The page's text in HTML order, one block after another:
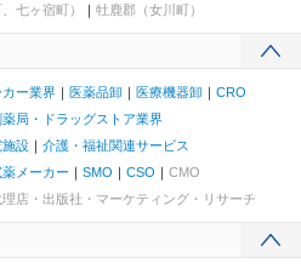
七ヶ宿町） 牡鹿郡（女川町）
ー業界 医薬品卸 医療機器卸
CRO
薬局・ドラッグストア業界
施設
介護・福祉関連サービス
メーカー
SMO CSO
CMO
理店・出版社・マーケティング・リサーチ